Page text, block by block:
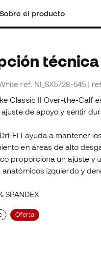
Sobre el producto
ref. NI_SX5728-545 |
Classic II Over-the-Calf
de apoyo y sentir
FIT ayuda a mantener
en áreas de alto
proporciona un ajuste y
anatómicos izquierdo y
SPANDEX
Oferta